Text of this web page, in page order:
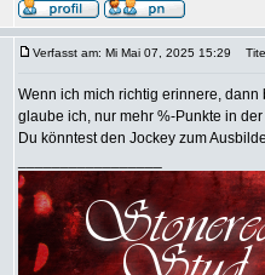
Verfasst am: Mi Mai 07, 2025 15:29
Wenn ich mich richtig erinnere,
glaube ich, nur mehr %-Punkte in
Du könntest den Jockey zum